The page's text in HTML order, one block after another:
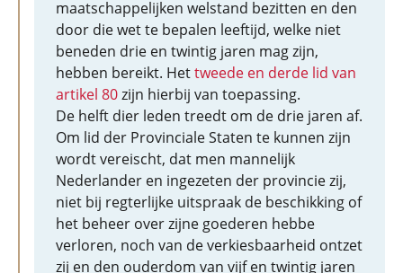
maatschappelijken welstand bezitten en den
door die wet te bepalen leeftijd, welke niet
beneden drie en twintig jaren mag zijn,
hebben bereikt. Hettweede en derde lid van
artikel 80zijn hierbij van toepassing.
De helft dier leden treedt om de drie jaren af.
Om lid der Provinciale Staten te kunnen zijn
wordt vereischt, dat men mannelijk
Nederlander en ingezeten der provincie zij,
niet bij regterlijke uitspraak de beschikking of
het beheer over zijne goederen hebbe
verloren, noch van de verkiesbaarheid ontzet
zij en den ouderdom van vijf en twintig jaren